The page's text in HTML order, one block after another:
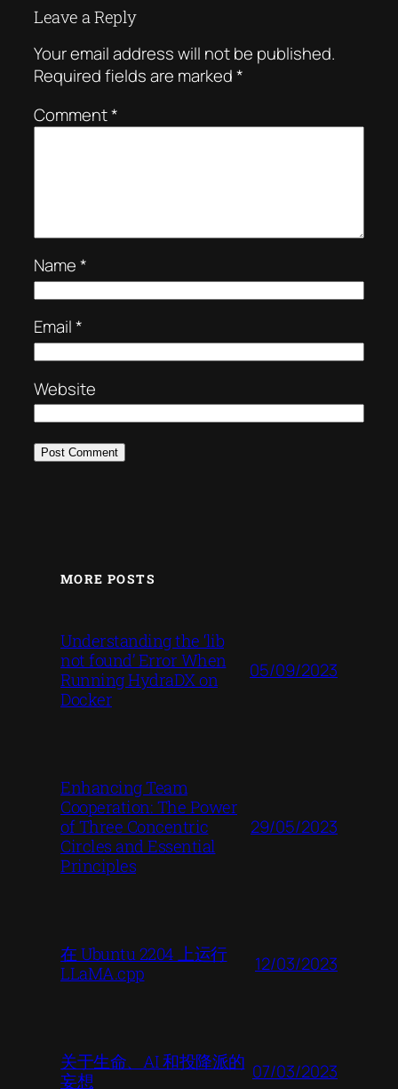
Leave a Reply
Your email address will not be published.
Required fields are marked*
Comment*
Name*
Email*
Website
MORE POSTS
Understanding the ‘lib
not found’ Error When
Running HydraDX on
Docker
05/09/2023
Enhancing Team
Cooperation: The Power
of Three Concentric
Circles and Essential
Principles
29/05/2023
在 Ubuntu 2204 上运行
LLaMA.cpp
12/03/2023
关于生命、AI 和投降派的
妄想
07/03/2023